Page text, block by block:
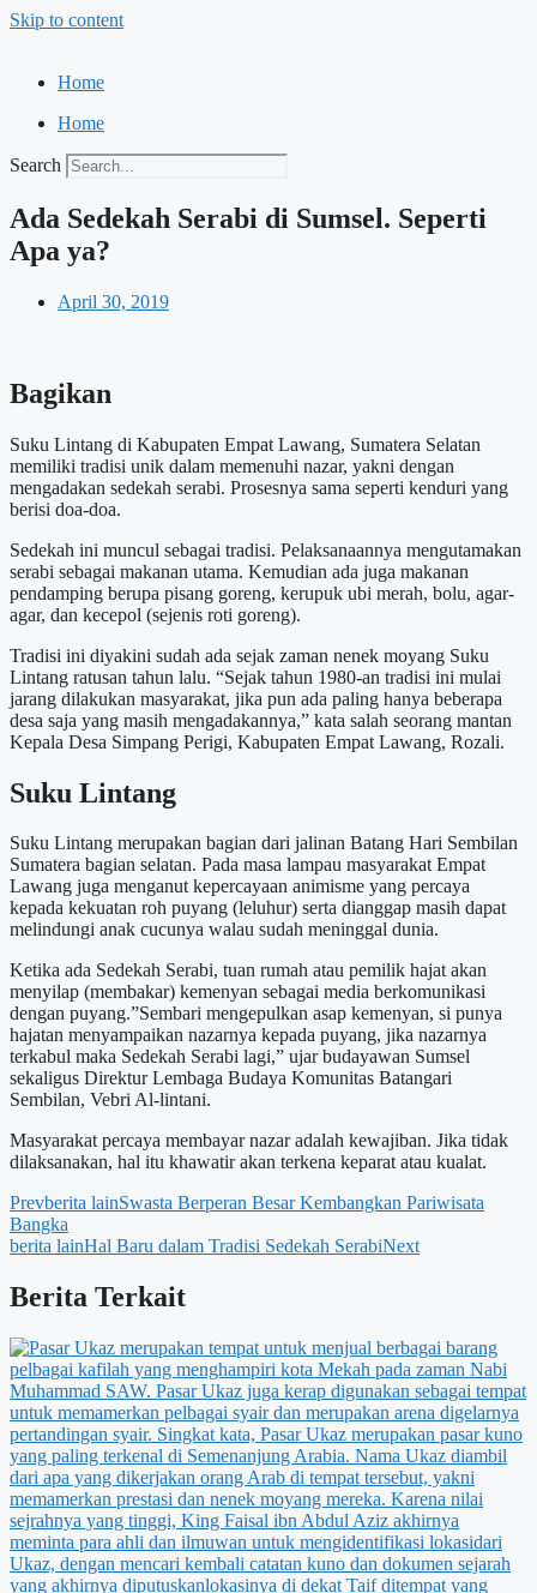
Skip to content
Home
Home
Search
Ada Sedekah Serabi di Sumsel. Seperti
Apa ya?
April 30, 2019
Bagikan
Suku Lintang di Kabupaten Empat Lawang, Sumatera Selatan
memiliki tradisi unik dalam memenuhi nazar, yakni dengan
mengadakan sedekah serabi. Prosesnya sama seperti kenduri yang
berisi doa-doa.
Sedekah ini muncul sebagai tradisi. Pelaksanaannya mengutamakan
serabi sebagai makanan utama. Kemudian ada juga makanan
pendamping berupa pisang goreng, kerupuk ubi merah, bolu, agar-
agar, dan kecepol (sejenis roti goreng).
Tradisi ini diyakini sudah ada sejak zaman nenek moyang Suku
Lintang ratusan tahun lalu. “Sejak tahun 1980-an tradisi ini mulai
jarang dilakukan masyarakat, jika pun ada paling hanya beberapa
desa saja yang masih mengadakannya,” kata salah seorang mantan
Kepala Desa Simpang Perigi, Kabupaten Empat Lawang, Rozali.
Suku Lintang
Suku Lintang merupakan bagian dari jalinan Batang Hari Sembilan
Sumatera bagian selatan. Pada masa lampau masyarakat Empat
Lawang juga menganut kepercayaan animisme yang percaya
kepada kekuatan roh puyang (leluhur) serta dianggap masih dapat
melindungi anak cucunya walau sudah meninggal dunia.
Ketika ada Sedekah Serabi, tuan rumah atau pemilik hajat akan
menyilap (membakar) kemenyan sebagai media berkomunikasi
dengan puyang.”Sembari mengepulkan asap kemenyan, si punya
hajatan menyampaikan nazarnya kepada puyang, jika nazarnya
terkabul maka Sedekah Serabi lagi,” ujar budayawan Sumsel
sekaligus Direktur Lembaga Budaya Komunitas Batangari
Sembilan, Vebri Al-lintani.
Masyarakat percaya membayar nazar adalah kewajiban. Jika tidak
dilaksanakan, hal itu khawatir akan terkena keparat atau kualat.
Prevberita lainSwasta Berperan Besar Kembangkan Pariwisata
Bangka
berita lainHal Baru dalam Tradisi Sedekah SerabiNext
Berita Terkait